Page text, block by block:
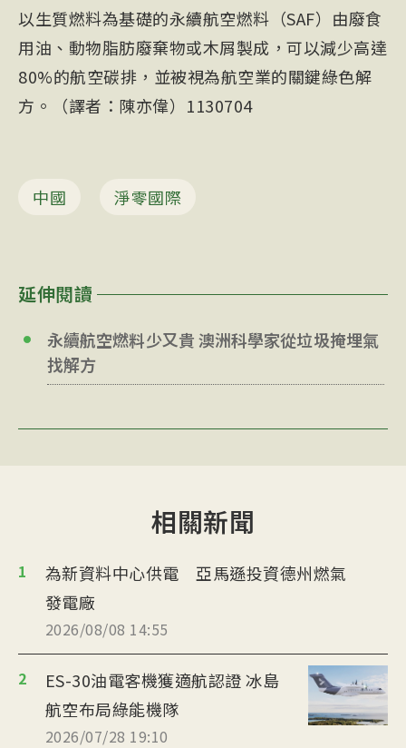
以生質燃料為基礎的永續航空燃料（SAF）由廢食
用油、動物脂肪廢棄物或木屑製成，可以減少高達
80%的航空碳排，並被視為航空業的關鍵綠色解
方。（譯者：陳亦偉）1130704
中國 淨零國際
延伸閱讀
永續航空燃料少又貴 澳洲科學家從垃圾掩埋氣
找解方
相關新聞
1
為新資料中心供電 亞馬遜投資德州燃氣
發電廠
2026/08/08 14:55
2
ES-30油電客機獲適航認證 冰島
航空布局綠能機隊
2026/07/28 19:10